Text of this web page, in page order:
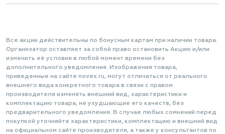
Все акции действительны по бонусным картам при наличии товара.
Организатор оставляет за собой право остановить Акцию и/или
изменить её условия в любой момент времени без
дополнительного уведомления. Изображения товара,
приведенные на сайте novex.ru, могут отличаться от реального
внешнего вида конкретного товара в связи с правом
производителя изменять внешний вид, характеристики и
комплектацию товара, не ухудшающие его качеств, без
предварительного уведомления. В случае любых сомнений перед
покупкой уточняйте характеристики, комплектацию и внешний вид
на официальном сайте производителя, а также у консультантов по